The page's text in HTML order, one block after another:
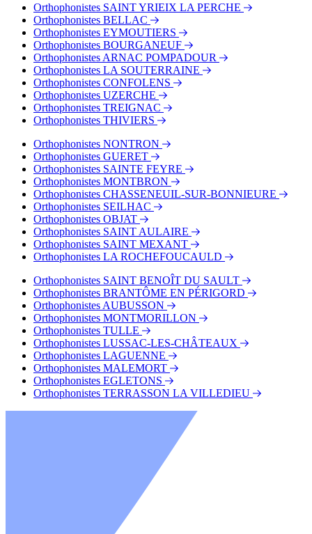
Orthophonistes SAINT YRIEIX LA PERCHE
Orthophonistes BELLAC
Orthophonistes EYMOUTIERS
Orthophonistes BOURGANEUF
Orthophonistes ARNAC POMPADOUR
Orthophonistes LA SOUTERRAINE
Orthophonistes CONFOLENS
Orthophonistes UZERCHE
Orthophonistes TREIGNAC
Orthophonistes THIVIERS
Orthophonistes NONTRON
Orthophonistes GUERET
Orthophonistes SAINTE FEYRE
Orthophonistes MONTBRON
Orthophonistes CHASSENEUIL-SUR-BONNIEURE
Orthophonistes SEILHAC
Orthophonistes OBJAT
Orthophonistes SAINT AULAIRE
Orthophonistes SAINT MEXANT
Orthophonistes LA ROCHEFOUCAULD
Orthophonistes SAINT BENOÎT DU SAULT
Orthophonistes BRANTÔME EN PÉRIGORD
Orthophonistes AUBUSSON
Orthophonistes MONTMORILLON
Orthophonistes TULLE
Orthophonistes LUSSAC-LES-CHÂTEAUX
Orthophonistes LAGUENNE
Orthophonistes MALEMORT
Orthophonistes EGLETONS
Orthophonistes TERRASSON LA VILLEDIEU